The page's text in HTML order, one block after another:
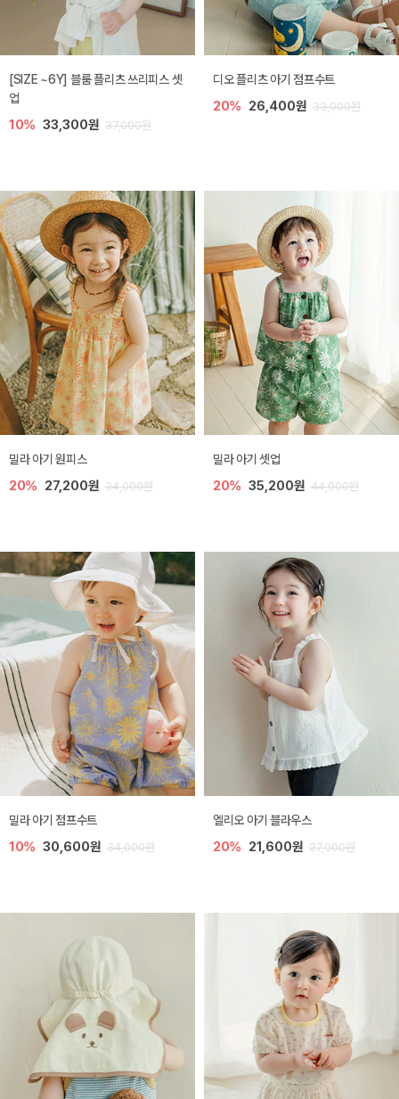
[SIZE ~6Y] 블룸 플리츠 쓰리피스 셋
업
10% 33,300원 37,000원
디오 플리츠 아기 점프수트
20% 26,400원 33,000원
밀라 아기 원피스
20% 27,200원 34,000원
밀라 아기 셋업
20% 35,200원 44,000원
밀라 아기 점프수트
10% 30,600원 34,000원
엘리오 아기 블라우스
20% 21,600원 27,000원